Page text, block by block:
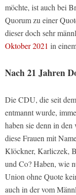
möchte, ist auch bei
Quorum zu einer
dieser doch sehr
Oktober 2021 in
Nach 21 Jahren
Die CDU, die seit
entmannt wurde,
haben sie denn in den
diese Frauen mit
Klöckner, Karliczek,
und Co? Haben, wie
Union ohne Quote
auch in der vom